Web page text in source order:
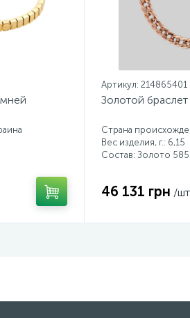
Артикул: 214865401
Золотой
Страна
Вес изделия, г.: 6,15
Состав: Золото 585
46 131 грн /шт.